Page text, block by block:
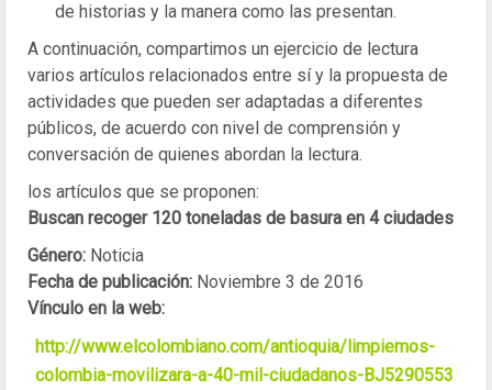
de historias y la manera como las presentan.
A continuación, compartimos un ejercicio de lectura
varios artículos relacionados entre sí y la propuesta de
actividades que pueden ser adaptadas a diferentes
públicos, de acuerdo con nivel de comprensión y
conversación de quienes abordan la lectura.
los artículos que se proponen:
Buscan recoger 120 toneladas de basura en 4 ciudades
Género: Noticia
Fecha de publicación: Noviembre 3 de 2016
Vínculo en la web:
http://www.elcolombiano.com/antioquia/limpiemos-
colombia-movilizara-a-40-mil-ciudadanos-BJ5290553